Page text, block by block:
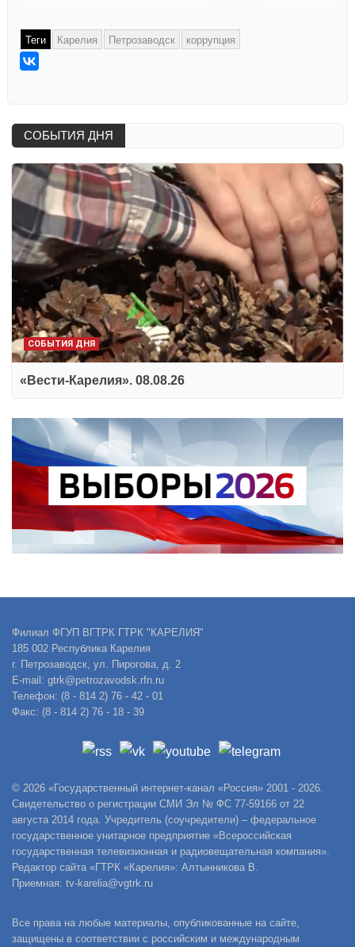
Теги Карелия Петрозаводск коррупция
СОБЫТИЯ ДНЯ
СОБЫТИЯ ДНЯ
«Вести-Карелия». 08.08.26
Филиал ФГУП ВГТРК ГТРК "КАРЕЛИЯ"
185 002 Республика Карелия
г. Петрозаводск, ул. Пирогова, д. 2
E-mail: gtrk@petrozavodsk.rfn.ru
Телефон: (8 - 814 2) 76 - 42 - 01
Факс: (8 - 814 2) 76 - 18 - 39
© 2026 «Государственный интернет-канал «Россия» 2001 - 2026.
Свидетельство о регистрации СМИ Эл № ФС 77-59166 от 22
августа 2014 года. Учредитель (соучредители) – федеральное
государственное унитарное предприятие «Всероссийская
государственная телевизионная и радиовещательная компания».
Редактор сайта «ГТРК «Карелия»: Алтынникова В.
Приемная: tv-karelia@vgtrk.ru
Все права на любые материалы, опубликованные на сайте,
защищены в соответствии с российским и международным